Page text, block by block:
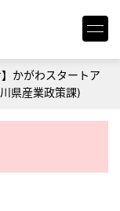
かがわスタートア
県産業政策課)